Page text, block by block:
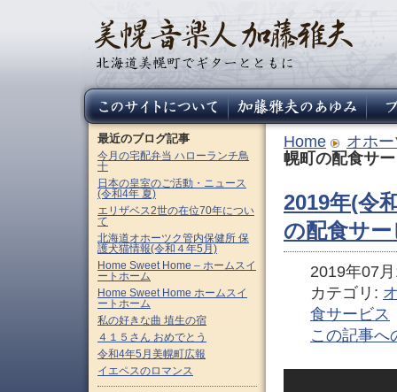
Home
オホ
幌町の配食サ
2019年(令
の配食サ
2019年07
カテゴリ:
食サービス
この記事へ
最近のブログ記事
今月の宅配弁当 ハローランチ鳥
十
日本の皇室のご活動・ニュース
(令和4年 夏)
エリザベス2世の在位70年につい
て
北海道オホーツク管内保健所 保
護犬猫情報(令和４年5月)
Home Sweet Home – ホームスイ
ートホーム
Home Sweet Home ホームスイ
ートホーム
私の好きな曲 埴生の宿
４１５さん おめでとう
令和4年5月美幌町広報
イエペスのロマンス